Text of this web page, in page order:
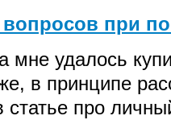
при
мне удалось
в принципе
статье про